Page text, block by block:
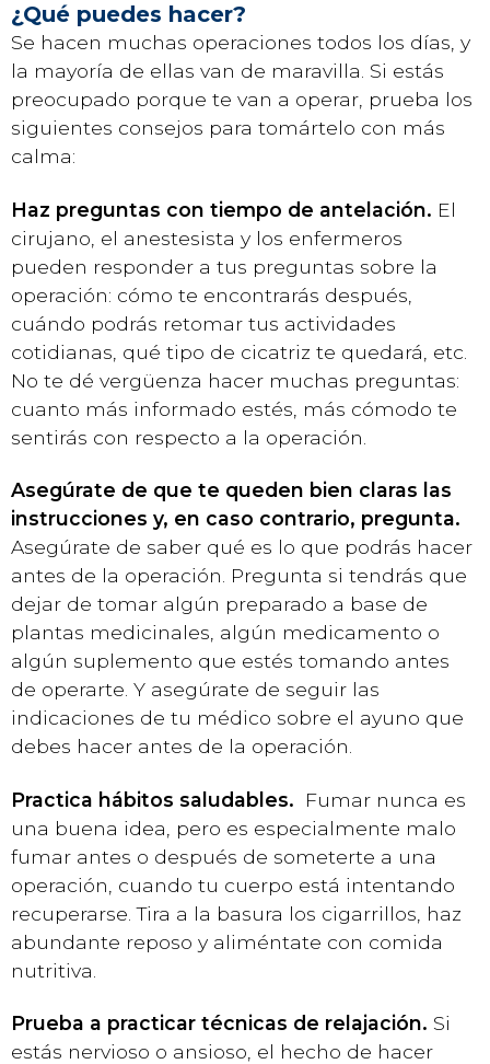
¿Qué puedes hacer?
Se hacen muchas operaciones todos los días, y
la mayoría de ellas van de maravilla. Si estás
preocupado porque te van a operar, prueba los
siguientes consejos para tomártelo con más
calma:
Haz preguntas con tiempo de antelación. El
cirujano, el anestesista y los enfermeros
pueden responder a tus preguntas sobre la
operación: cómo te encontrarás después,
cuándo podrás retomar tus actividades
cotidianas, qué tipo de cicatriz te quedará, etc.
No te dé vergüenza hacer muchas preguntas:
cuanto más informado estés, más cómodo te
sentirás con respecto a la operación.
Asegúrate de que te queden bien claras las
instrucciones y, en caso contrario, pregunta.
Asegúrate de saber qué es lo que podrás hacer
antes de la operación. Pregunta si tendrás que
dejar de tomar algún preparado a base de
plantas medicinales, algún medicamento o
algún suplemento que estés tomando antes
de operarte. Y asegúrate de seguir las
indicaciones de tu médico sobre el ayuno que
debes hacer antes de la operación.
Practica hábitos saludables. Fumar nunca es
una buena idea, pero es especialmente malo
fumar antes o después de someterte a una
operación, cuando tu cuerpo está intentando
recuperarse. Tira a la basura los cigarrillos, haz
abundante reposo y aliméntate con comida
nutritiva.
Prueba a practicar técnicas de relajación. Si
estás nervioso o ansioso, el hecho de hacer